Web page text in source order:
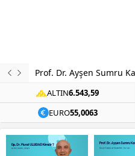
Prof. Dr. Ayşen Sumru
ALTIN6.543,59
EURO55,0063